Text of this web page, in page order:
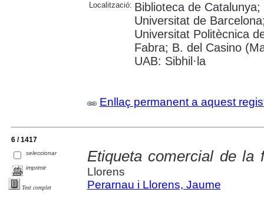
Localització: Biblioteca de
Universitat de
Universitat Politècnica
Fabra; B. del Casino
UAB: Sibhil·la
Enllaç permanent a aquest
6 / 1417
seleccionar
imprimir
Text complet
Etiqueta comercial de la
Llorens
Perarnau i Llorens, Jaume